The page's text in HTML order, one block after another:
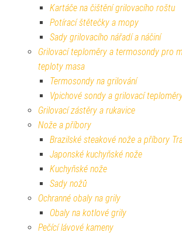
Kartáče na čištění grilovacího roštu
Potírací štětečky a mopy
Sady grilovacího nářadí a náčiní
Grilovací teploměry a termosondy pro
teploty masa
Termosondy na grilování
Vpichové sondy a grilovací
Grilovací zástěry a rukavice
Nože a příbory
Brazilské steakové nože a příbory
Japonské kuchyňské nože
Kuchyňské nože
Sady nožů
Ochranné obaly na grily
Obaly na kotlové grily
Pečící lávové kameny